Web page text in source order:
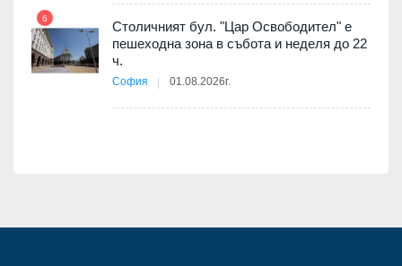
6
Столичният бул. "Цар Освободител" е
пешеходна зона в събота и неделя до 22
ч.
София 01.08.2026г.